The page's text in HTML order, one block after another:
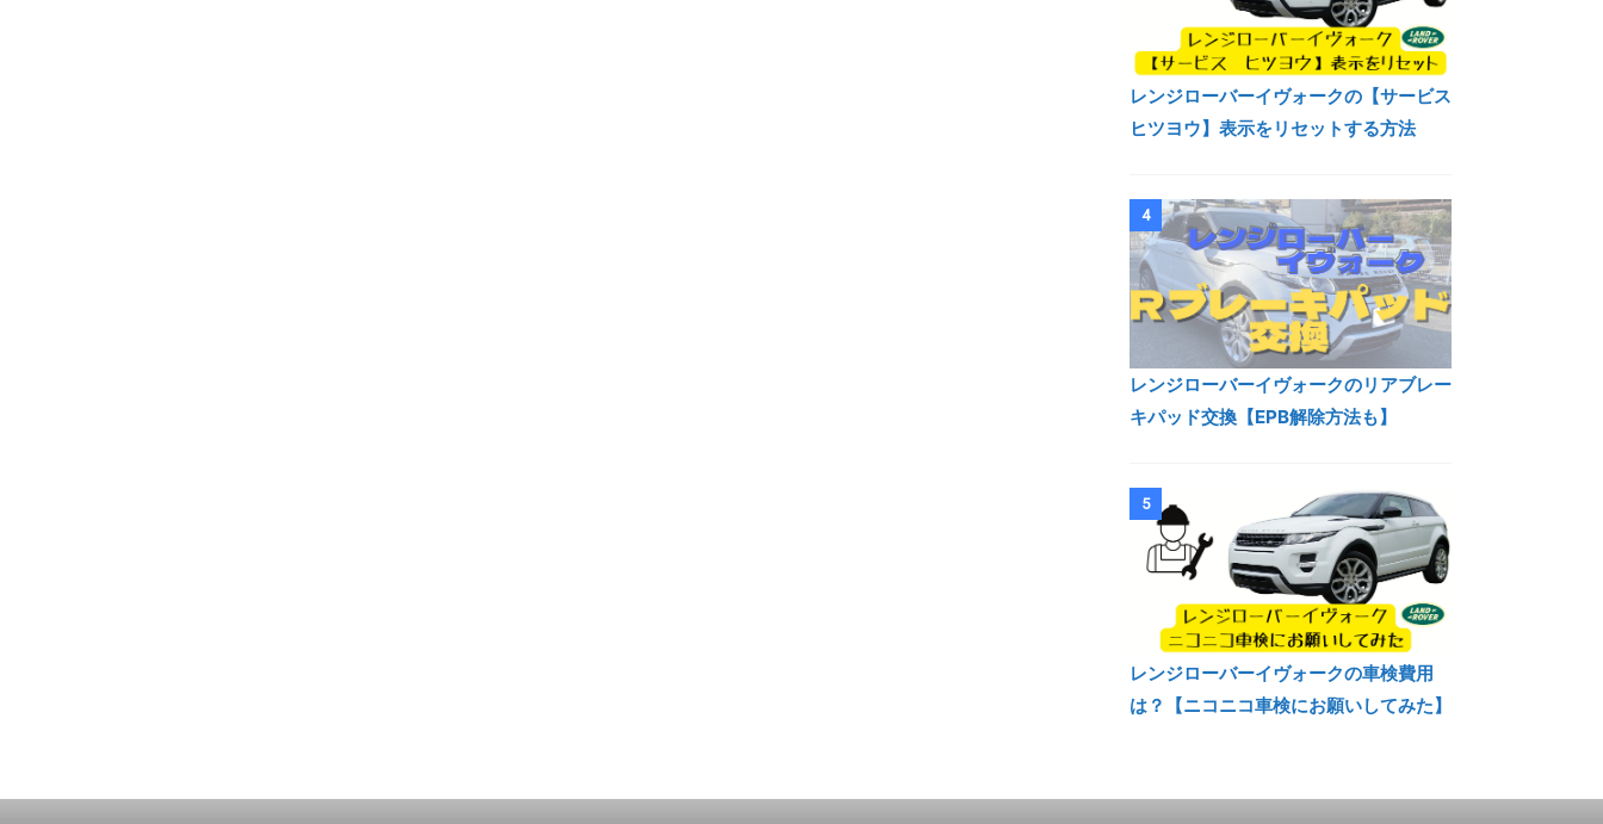
レンジローバーイヴォークの【サービス
ヒツヨウ】表示をリセットする方法
4
レンジローバーイヴォークのリアブレー
キパッド交換【EPB解除方法も】
5
レンジローバーイヴォークの車検費用
は？【ニコニコ車検にお願いしてみた】